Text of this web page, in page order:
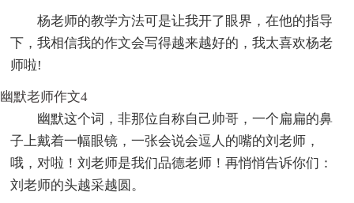
杨老师的教学方法可是让我开了眼界，在他的指导
下，我相信我的作文会写得越来越好的，我太喜欢杨老
师啦!
幽默老师作文4
幽默这个词，非那位自称自己帅哥，一个扁扁的鼻
子上戴着一幅眼镜，一张会说会逗人的嘴的刘老师，
哦，对啦！刘老师是我们品德老师！再悄悄告诉你们：
刘老师的头越采越圆。